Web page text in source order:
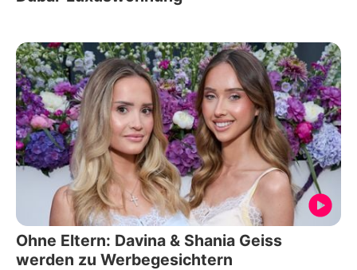
Ohne Eltern: Davina & Shania Geiss
werden zu Werbegesichtern